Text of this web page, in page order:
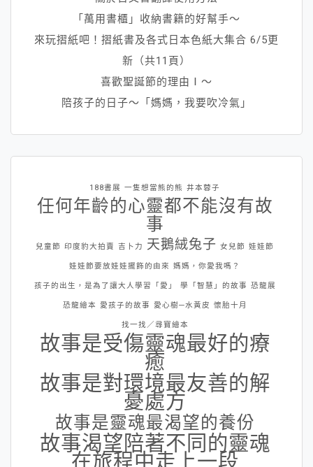
「萬用書櫃」收納書籍的好幫手～
來玩摺紙吧！摺紙書及各式日本色紙大集合 6/5更
新（共11頁）
喜歡聖誕節的理由Ⅰ～
陪孩子的日子～「媽媽，我要吹冷氣」
188書展 一隻想當熊的熊 井本蓉子
任何年齡的心靈都不能沒有故
事
兒童節 印度豹大拍賣 吉卜力 天鵝絨兔子 女兒節 娃娃節
娃娃節要放娃娃擺飾的由來 媽媽，你愛我嗎？
孩子的出生，是為了讓大人學習「愛」 學「智慧」的故事 恐龍展
恐龍繪本 愛孩子的故事 愛心樹─水黃皮 懷胎十月
找一找／尋寶繪本
故事是受傷靈魂最好的療
癒
故事是對環境最友善的解
憂處方
故事是靈魂最渴望的養份
故事渴望陪著不同的靈魂
在旅程中走上一段